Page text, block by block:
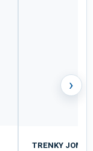
TRENKY JOMA
›